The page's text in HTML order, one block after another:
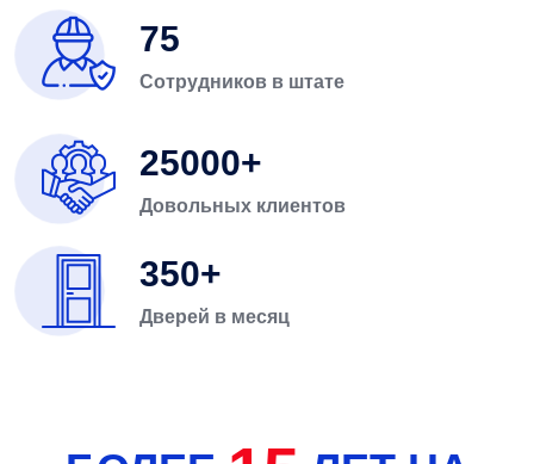
75
Сотрудников в штате
25000
Довольных клиентов
350
Дверей в месяц